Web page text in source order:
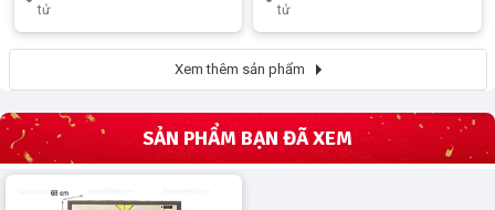
tử
tử
Xem thêm sản phẩm
SẢN PHẨM BẠN ĐÃ XEM